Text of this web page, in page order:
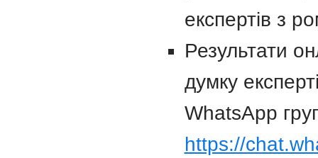
експертів з
Результати
думку
WhatsApp
https://